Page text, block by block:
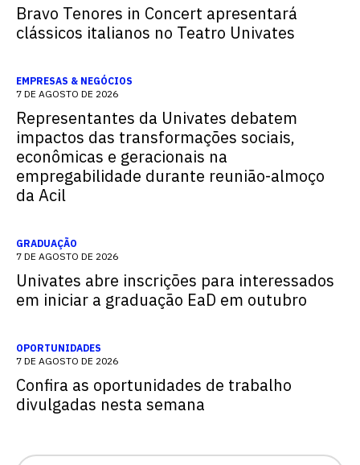
Bravo Tenores in Concert apresentará
clássicos italianos no Teatro Univates
EMPRESAS & NEGÓCIOS
7 DE AGOSTO DE 2026
Representantes da Univates debatem
impactos das transformações sociais,
econômicas e geracionais na
empregabilidade durante reunião-almoço
da Acil
GRADUAÇÃO
7 DE AGOSTO DE 2026
Univates abre inscrições para interessados
em iniciar a graduação EaD em outubro
OPORTUNIDADES
7 DE AGOSTO DE 2026
Confira as oportunidades de trabalho
divulgadas nesta semana